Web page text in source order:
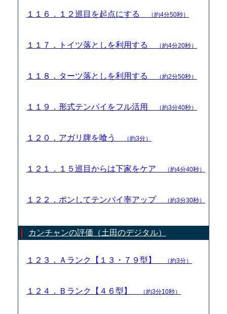
１１６．１２巡目を起点にする （約4分50秒）
１１７．トイツ落としを利用する （約4分20秒）
１１８．ターツ落としを利用する （約2分50秒）
１１９．形式テンパイをフル活用 （約3分40秒）
１２０．アガリ牌を喰う （約3分）
１２１．１５巡目からは下家をケア （約4分40秒）
１２２．ポンしてテンパイ率アップ （約3分30秒）
カンチャンの評価（土田のデジタル）
１２３．Ａランク【１３・７９型】 （約3分）
１２４．Ｂランク【４６型】 （約3分10秒）